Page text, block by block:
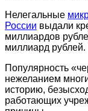
Нелегальные
России выдали
миллиардов
миллиард рублей.
Популярность
нежеланием
историю,
работающих